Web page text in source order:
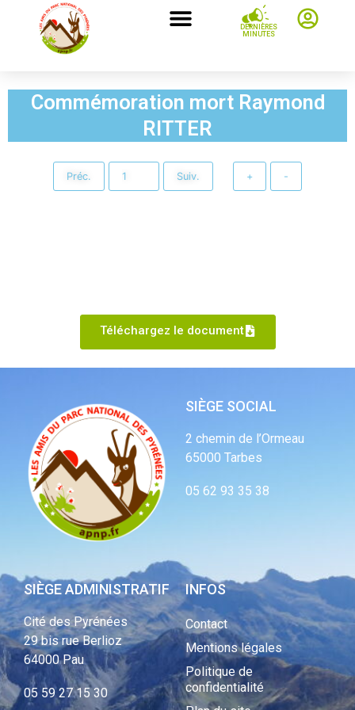
DERNIÈRES
MINUTES
Commémoration mort Raymond
RITTER
Préc. Suiv. + -
Téléchargez le document
SIÈGE SOCIAL
2 chemin de l’Ormeau
65000 Tarbes
05 62 93 35 38
SIÈGE ADMINISTRATIF
Cité des Pyrénées
29 bis rue Berlioz
64000 Pau
05 59 27 15 30
INFOS
Contact
Mentions légales
Politique de
confidentialité